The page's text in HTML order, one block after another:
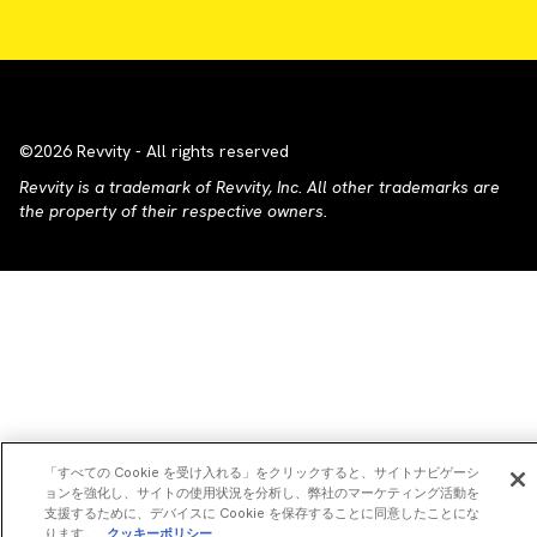
©2026 Revvity - All rights reserved
Revvity is a trademark of Revvity, Inc. All other trademarks are
the property of their respective owners.
「すべての Cookie を受け入れる」をクリックすると、サイトナビゲーシ
ョンを強化し、サイトの使用状況を分析し、弊社のマーケティング活動を
支援するために、デバイスに Cookie を保存することに同意したことにな
ります。
クッキーポリシー